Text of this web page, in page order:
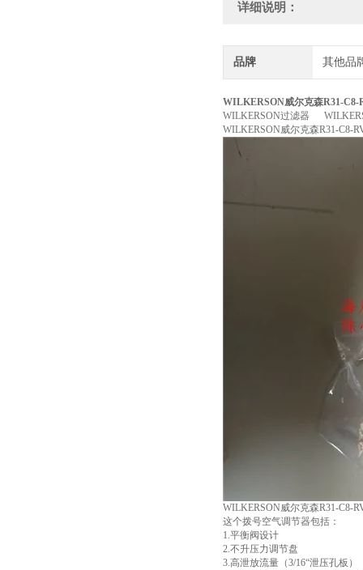
详细说明：
品牌 其他品
WILKERSON威尔克森R31-C8-
WILKERSON过滤器
WILKERSON威尔克森R31-C8-
WILKERSON威尔克森R31-C8-
这个拨号空气调节器包括：
1.平衡阀设计
2.不升压力调节盘
3.高泄放流量（3/16“泄压孔板）